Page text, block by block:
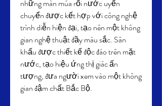
những màn múa rối nước uyển
chuyển được kết hợp với công nghệ
trình diễn hiện đại, tạo nên một không
gian nghệ thuật đầy màu sắc. Sân
khấu được thiết kế độc đáo trên mặt
nước, tạo hiệu ứng thị giác ấn
tượng, đưa người xem vào một không
gian đậm chất Bắc Bộ.